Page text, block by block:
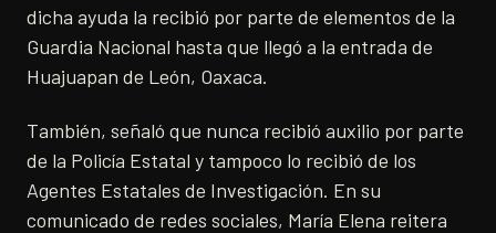
dicha ayuda la recibió por parte de elementos de la
Guardia Nacional hasta que llegó a la entrada de
Huajuapan de León, Oaxaca.
También, señaló que nunca recibió auxilio por parte
de la Policía Estatal y tampoco lo recibió de los
Agentes Estatales de Investigación. En su
comunicado de redes sociales, María Elena reitera